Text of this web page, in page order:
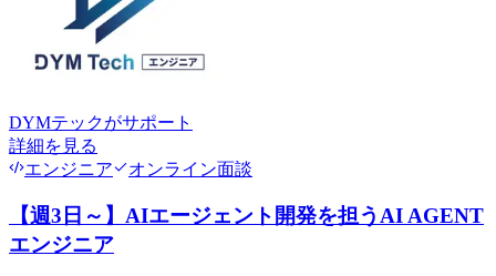
DYMテックがサポート
詳細を見る
エンジニア
オンライン面談
【週3日～】AIエージェント開発を担うAI AGENT
エンジニア